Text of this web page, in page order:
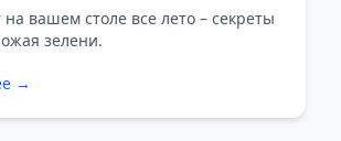
на вашем столе все лето – секреты
зелени.
→